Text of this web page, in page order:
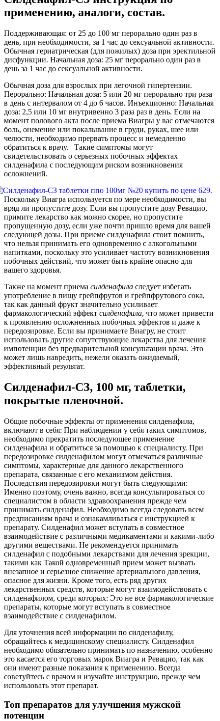
применению, аналоги, состав.
Поддерживающая: от 25 до 100 мг перорально один раз в
день, при необходимости, за 1 час до сексуальной активности.
Обычная гериатрическая (для пожилых) доза при эректильной
дисфункции. Начальная доза: 25 мг перорально один раз в
день за 1 час до сексуальной активности.
Обычная доза для взрослых при легочной гипертензии.
Перорально: Начальная доза: 5 или 20 мг перорально три раза
в день с интервалом от 4 до 6 часов. Инъекционно: Начальная
доза: 2,5 или 10 мг внутривенно 3 раза раз в день. Если на
момент полового акта после приема Виагры у вас отмечаются
боль, онемение или покалывание в груди, руках, шее или
челюсти, необходимо прервать процесс и немедленно
обратиться к врачу. Такие симптомы могут
свидетельствовать о серьезных побочных эффектах
силденафила с последующим риском возникновения
осложнений.
Поскольку Виагра используется по мере необходимости, вы
вряд ли пропустите дозу. Если вы пропустите дозу Ревацио,
примите лекарство как можно скорее, но пропустите
пропущенную дозу, если уже почти пришло время для вашей
следующей дозы. При приеме силденафила стоит помнить,
что нельзя принимать его одновременно с алкогольными
напитками, поскольку это усиливает частоту возникновения
побочных действий, что может быть крайне опасно для
вашего здоровья.
Также на момент приема силденафила следует избегать
употребление в пищу грейпфрутов и грейпфрутового сока,
так как данный фрукт значительно усиливает
фармакологический эффект силденафила, что может привести
к проявлению осложненных побочных эффектов и даже к
передозировке. Если вы принимаете Виагру, не стоит
использовать другие сопутствующие лекарства для лечения
импотенции без предварительной консультации врача. Это
может лишь навредить, нежели оказать ожидаемый,
эффективный результат.
Силденафил-СЗ, 100 мг, таблетки,
покрытые пленочной.
Общие побочные эффекты от применения силденафила,
включают в себя: При наблюдении у себя таких симптомов,
необходимо прекратить последующее применение
силденафила и обратиться за помощью к специалисту. При
передозировке силденафилом могут отмечаться различные
симптомы, характерные для данного лекарственного
препарата, связанные с его механизмом действия.
Последствия передозировки могут быть следующими:
Именно поэтому, очень важно, всегда консультироваться со
специалистом в области здравоохранения прежде чем
принимать силденафил. Необходимо всегда следовать всем
предписаниям врача и ознакамливаться с инструкцией к
препарату. Силденафил может вступать в совместное
взаимодействие с различными медикаментами и какими-либо
другими веществами. Не рекомендуется принимать
силденафил с подобными лекарствами для лечения эрекции,
такими как Такой одновременный прием может вызвать
внезапное и серьезное снижение артериального давления,
опасное для жизни. Кроме того, есть ряд других
лекарственных средств, которые могут взаимодействовать с
силденафилом, среди которых: Это не все фармакологические
препараты, которые могут вступать в совместное
взаимодействие с силденафилом.
Для уточнения всей информации по силденафилу,
обращайтесь к медицинскому специалисту. Силденафил
необходимо обязательно принимать по назначению, особенно
это касается его торговых марок Виагра и Ревацио, так как
они имеют разные показания к применению. Всегда
советуйтесь с врачом и изучайте инструкцию, прежде чем
использовать этот препарат.
Топ препаратов для улучшения мужской
потенции